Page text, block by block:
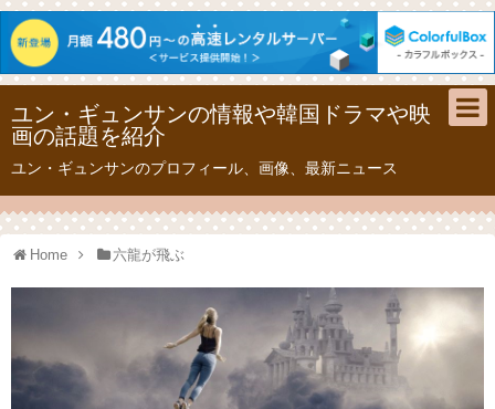
ユン・ギュンサンの情報や韓国ドラマや映
画の話題を紹介
ユン・ギュンサンのプロフィール、画像、最新ニュース
Home 六龍が飛ぶ